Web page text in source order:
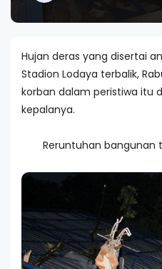
Hujan deras yang disertai
Stadion Lodaya terbalik,
korban dalam peristiwa itu
kepalanya.
Reruntuhan bangunan